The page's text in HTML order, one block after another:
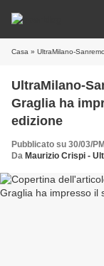
Casa » UltraMilano-Sanremo
UltraMilano-
Graglia ha
edizione
Pubblicato su 30/03/
Da Maurizio Crispi -